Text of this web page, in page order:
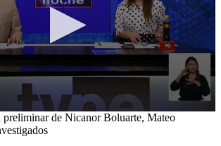
preliminar de Nicanor Boluarte, Mateo